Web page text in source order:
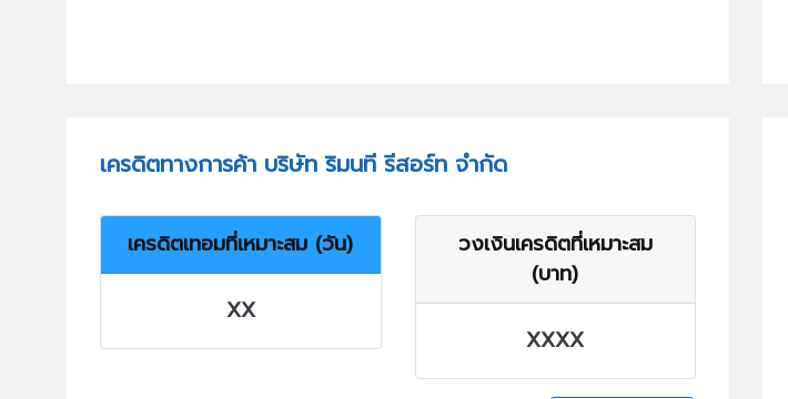
เครดิตทางการค้า บริษัท ริมนที รีสอร์ท จำกัด
เครดิตเทอมที่เหมาะสม (วัน)
XX
วงเงินเครดิตที่เหมาะสม
(บาท)
XXXX